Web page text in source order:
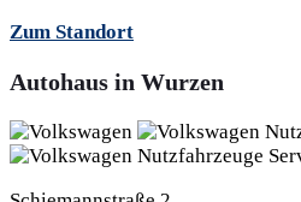
Zum Standort
Autohaus in Wurzen